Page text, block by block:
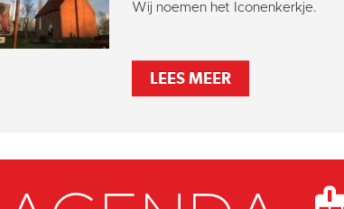
Wij noemen het Iconenkerkje.
LEES MEER